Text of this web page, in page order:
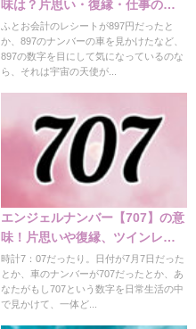
味は？片思い・復縁・仕事の意
味ふとお会計のレシートが897円だったと
か、897のナンバーの車を見かけたなど、
897の数字を目にして気になっているのな
ら、それは宇宙の天使が...
エンジェルナンバー【707】の意
味！片思いや復縁、ツインレ
イ、金運、仕事など
時計7：07だったり。日付が7月7日だった
とか、車のナンバーが707だったとか、あ
なたがもし707という数字を日常生活の中
で見かけて、一体ど...